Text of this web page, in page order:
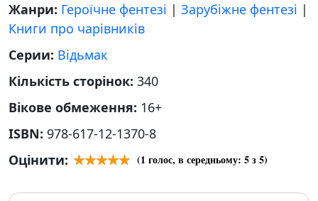
Жанри: Героїчне фентезі | Зарубіжне фентезі |
Книги про чарівників
Серии: Відьмак
Кількість сторінок: 340
Вікове обмеження: 16+
ISBN: 978-617-12-1370-8
Оцінити:
(1 голос, в середньому: 5з 5)